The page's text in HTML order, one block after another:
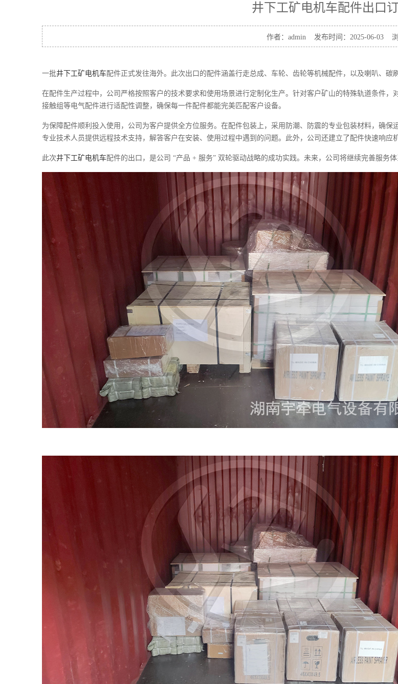
井下工矿电机车配件出口
作者：admin 发布时间：2025-06-03 浏
一批井下工矿电机车配件正式发往海外。此次出口的配件涵盖行走总成、车轮、齿轮等机械配件，以及喇叭、
在配件生产过程中，公司严格按照客户的技术要求和使用场景进行定制化生产。针对客户矿山的特殊轨道条件，
接触组等电气配件进行适配性调整，确保每一件配件都能完美匹配客户设备。
为保障配件顺利投入使用，公司为客户提供全方位服务。在配件包装上，采用防潮、防震的专业包装材料，确
专业技术人员提供远程技术支持，解答客户在安装、使用过程中遇到的问题。此外，公司还建立了配件快速响应
此次井下工矿电机车配件的出口，是公司 “产品 + 服务” 双轮驱动战略的成功实践。未来，公司将继续完善服务